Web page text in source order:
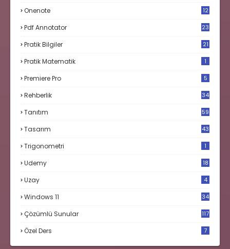
Onenote 12
Pdf Annotator 23
Pratik Bilgiler 21
Pratik Matematik 1
Premiere Pro 5
Rehberlik 34
Tanıtım 59
Tasarım 43
Trigonometri 1
Udemy 18
Uzay 4
Windows 11 34
Çözümlü Sunular 117
Özel Ders 7